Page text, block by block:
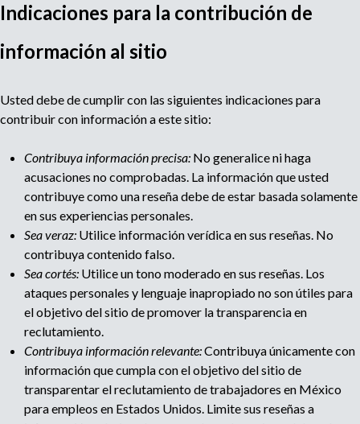
l
Indicaciones para la contribución de
información al sitio
Usted debe de cumplir con las siguientes indicaciones para
contribuir con información a este sitio:
Contribuya información precisa: No generalice ni haga
acusaciones no comprobadas. La información que usted
contribuye como una reseña debe de estar basada solamente
en sus experiencias personales.
Sea veraz: Utilice información verídica en sus reseñas. No
contribuya contenido falso.
Sea cortés: Utilice un tono moderado en sus reseñas. Los
ataques personales y lenguaje inapropiado no son útiles para
el objetivo del sitio de promover la transparencia en
reclutamiento.
Contribuya información relevante:Contribuya únicamente con
información que cumpla con el objetivo del sitio de
transparentar el reclutamiento de trabajadores en México
para empleos en Estados Unidos. Limite sus reseñas a